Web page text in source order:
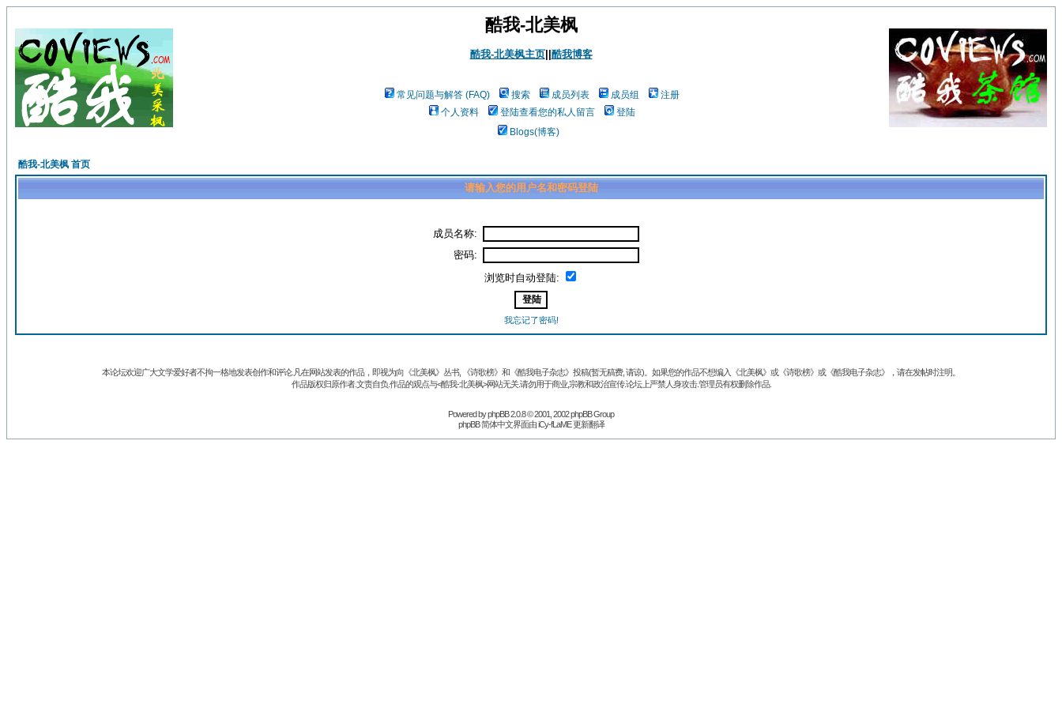
酷我-北美枫
酷我-北美枫主页|| 酷我博客
常见问题与解答 (FAQ) 搜索 成员列表 成员组
注册
个人资料
登陆查看您的私人留言
登陆
Blogs(博客)
酷我-北美枫 首页
请输入您的用户名和密码登陆
成员名称:
密码:
浏览时自动登陆:
我忘记了密码!
本论坛欢迎广大文学爱好者不拘一格地发表创作和评论.凡在网站发表的作品，即视为向《北美枫》丛书, 《诗歌榜》和《酷我电子杂志》投稿(暂无稿费, 请谅)。如果您的作品不想编入《北美枫》或《诗歌榜》或《酷我电子杂志》，请在发帖时注明。
作品版权归原作者.文责自负.作品的观点与<酷我-北美枫>网站无关.请勿用于商业,宗教和政治宣传.论坛上严禁人身攻击.管理员有权删除作品.
Powered byphpBB2.0.8 © 2001, 2002 phpBB Group
phpBB 简体中文界面由 iCy-fLaME 更新翻译